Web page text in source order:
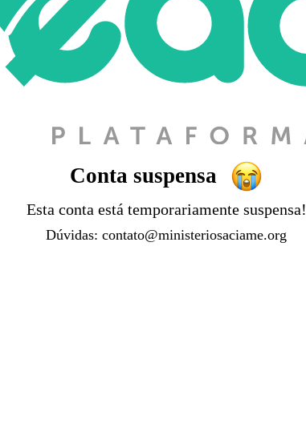
Conta suspensa
Esta conta está temporariamente suspensa!
Dúvidas: contato@ministeriosaciame.org